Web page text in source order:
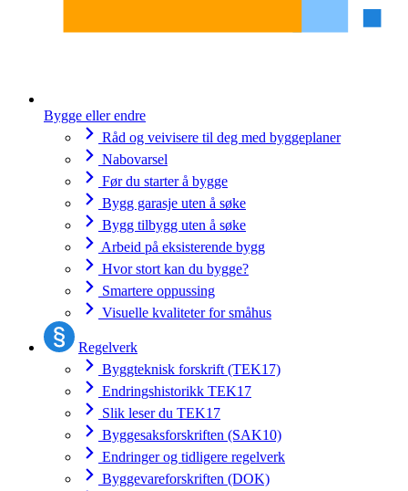
Bygge eller endre
Råd og veivisere til deg med byggeplaner
Nabovarsel
Før du starter å bygge
Bygg garasje uten å søke
Bygg tilbygg uten å søke
Arbeid på eksisterende bygg
Hvor stort kan du bygge?
Smartere oppussing
Visuelle kvaliteter for småhus
Regelverk
Byggteknisk forskrift (TEK17)
Endringshistorikk TEK17
Slik leser du TEK17
Byggesaksforskriften (SAK10)
Endringer og tidligere regelverk
Byggevareforskriften (DOK)